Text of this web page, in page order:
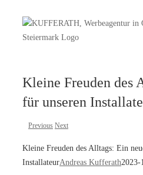
Inhalt
springen
Kleine Freuden des
für unseren
Previous Next
Kleine Freuden des Alltags: Ein
InstallateurAndreas Kufferath2023-